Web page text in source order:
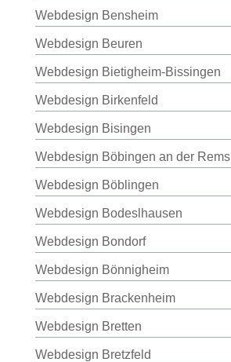
Webdesign Bensheim
Webdesign Beuren
Webdesign Bietigheim-Bissingen
Webdesign Birkenfeld
Webdesign Bisingen
Webdesign Böbingen an der Rems
Webdesign Böblingen
Webdesign Bodeslhausen
Webdesign Bondorf
Webdesign Bönnigheim
Webdesign Brackenheim
Webdesign Bretten
Webdesign Bretzfeld